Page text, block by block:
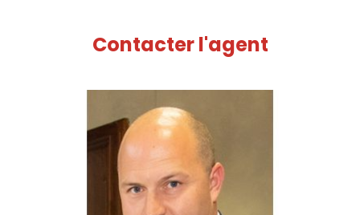
Contacter l'agent